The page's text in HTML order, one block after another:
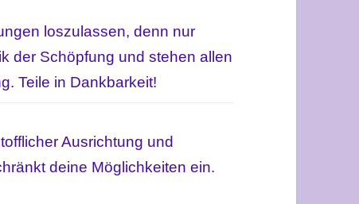
loszulassen, denn nur
der Schöpfung und stehen allen
Teile in Dankbarkeit!
Ausrichtung und
deine Möglichkeiten ein.